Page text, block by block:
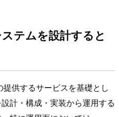
テムを設計すると
供するサービスを基礎とし
計・構成・実装から運用する